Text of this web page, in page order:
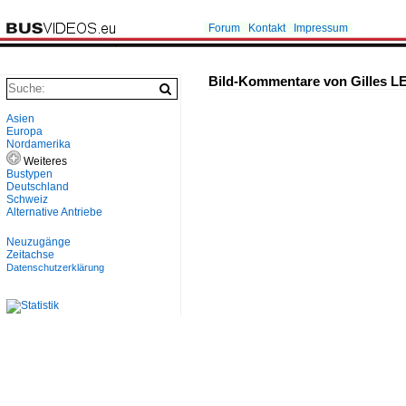
Forum Kontakt Impressum
Bild-Kommentare von Gilles
Asien
Europa
Nordamerika
Weiteres
Bustypen
Deutschland
Schweiz
Alternative Antriebe
Neuzugänge
Zeitachse
Datenschutzerklärung